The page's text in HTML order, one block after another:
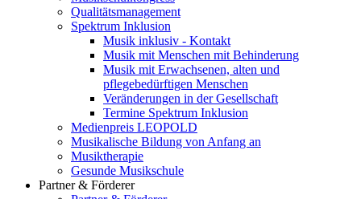
Qualitätsmanagement
Spektrum Inklusion
Musik inklusiv - Kontakt
Musik mit Menschen mit Behinderung
Musik mit Erwachsenen, alten und
pflegebedürftigen Menschen
Veränderungen in der Gesellschaft
Termine Spektrum Inklusion
Medienpreis LEOPOLD
Musikalische Bildung von Anfang an
Musiktherapie
Gesunde Musikschule
Partner & Förderer